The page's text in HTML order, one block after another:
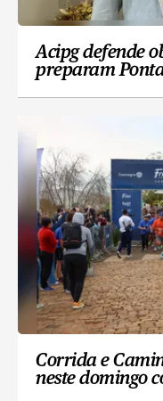
Acipg defende
preparam
Corrida e
neste domingo